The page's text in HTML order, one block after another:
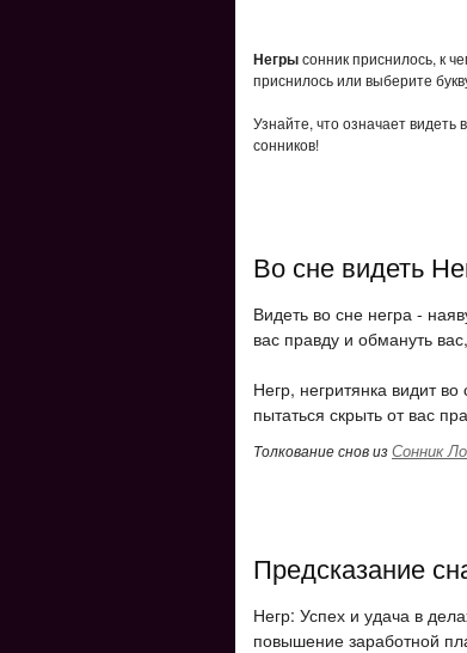
Негрысонник приснилось, к
приснилось или выберите
Узнайте, что означает
сонников!
Во сне видеть
Видеть во сне негра -
вас правду и обмануть
Негр, негритянка видит
пытаться скрыть от вас
Толкование снов изСонник
Предсказание
Негр: Успех и удача в
повышение заработной